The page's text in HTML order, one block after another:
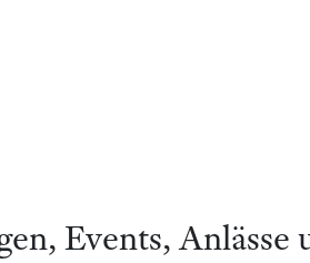
Events,